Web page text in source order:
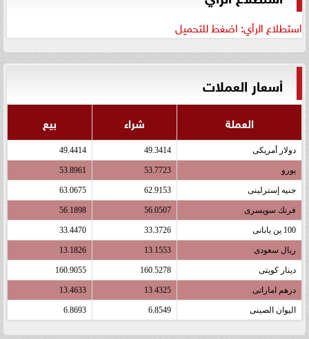
استطلاع الرأي: اضغط للتحميل
أسعار العملات
العملة شراء بيع
دولار أمريكى 49.3414
49.4414
يورو 53.7723
53.8961
جنيه إسترلينى 62.9153
63.0675
فرنك سويسرى 56.0507
56.1898
100 ين يابانى 33.3726
33.4470
ريال سعودى 13.1553
13.1826
دينار كويتى 160.5278
160.9055
درهم اماراتى 13.4325
13.4633
اليوان الصينى 6.8549
6.8693